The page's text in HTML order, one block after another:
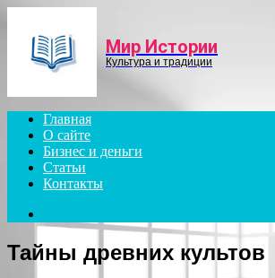
Мир Истории
Культура и традиции
Главная
О сайте
Бизнес и деньги
Статьи
Контакты
for
Тайны древних культов